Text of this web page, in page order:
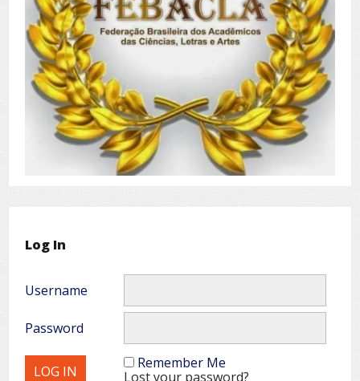
Log In
Username
Password
Remember Me
Lost your password?